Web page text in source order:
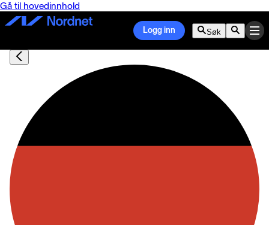
Gå til hovedinnhold
Logg inn Søk